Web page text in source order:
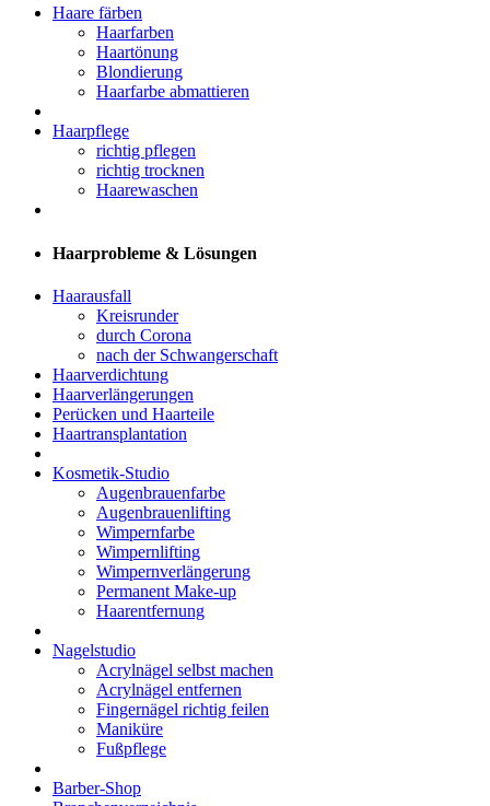
Haare färben
Haarfarben
Haartönung
Blondierung
Haarfarbe abmattieren
Haarpflege
richtig pflegen
richtig trocknen
Haarewaschen
Haarprobleme & Lösungen
Haarausfall
Kreisrunder
durch Corona
nach der Schwangerschaft
Haarverdichtung
Haarverlängerungen
Perücken und Haarteile
Haartransplantation
Kosmetik-Studio
Augenbrauenfarbe
Augenbrauenlifting
Wimpernfarbe
Wimpernlifting
Wimpernverlängerung
Permanent Make-up
Haarentfernung
Nagelstudio
Acrylnägel selbst machen
Acrylnägel entfernen
Fingernägel richtig feilen
Maniküre
Fußpflege
Barber-Shop